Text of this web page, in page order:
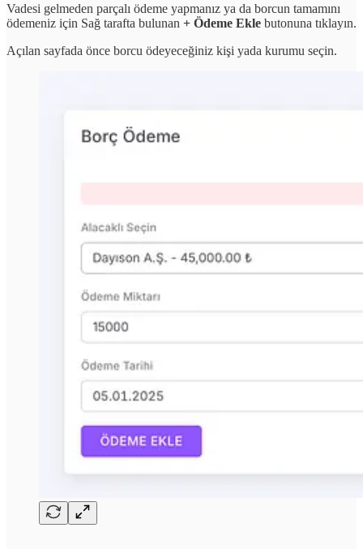
Vadesi gelmeden parçalı ödeme yapmanız ya da borcun tamamını
ödemeniz için Sağ tarafta bulunan + Ödeme Ekle butonuna tıklayın.
Açılan sayfada önce borcu ödeyeceğiniz kişi yada kurumu seçin.